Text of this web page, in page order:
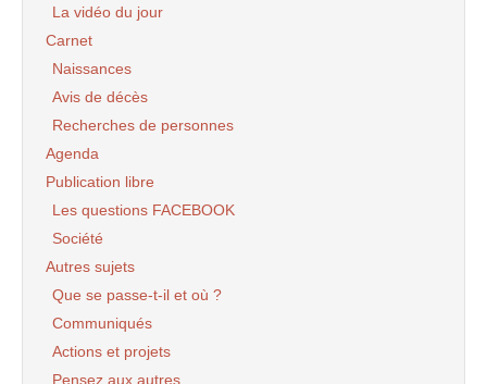
La vidéo du jour
Carnet
Naissances
Avis de décès
Recherches de personnes
Agenda
Publication libre
Les questions FACEBOOK
Société
Autres sujets
Que se passe-t-il et où ?
Communiqués
Actions et projets
Pensez aux autres